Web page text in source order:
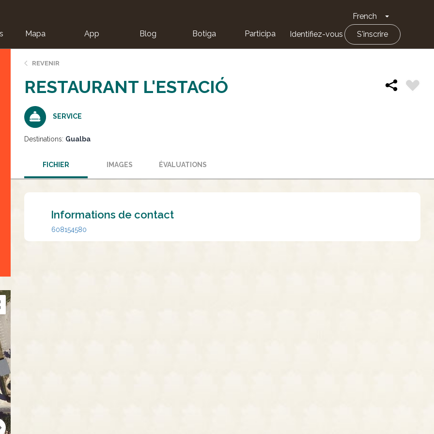
French Toggle
Mapa App Blog Botiga Participa Identifiez-vous S'inscrire
REVENIR
RESTAURANT L'ESTACIÓ
SERVICE
Destinations: Gualba
FICHIER IMAGES ÉVALUATIONS
Informations de contact
608154580